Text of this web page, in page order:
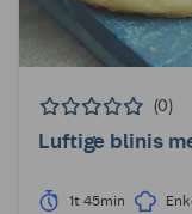
(0)
Luftige blinis
1t 45min